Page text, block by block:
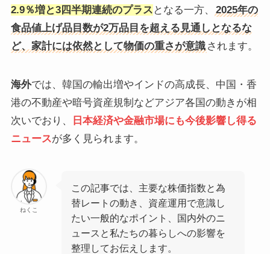
2.9％増と3四半期連続のプラス となる一方、
2025年の
食品値上げ品目数が2万品目を超える見通しとなるな
ど、家計には依然として物価の重さが意識 されます。
海外では、韓国の輸出増やインドの高成長、中国・香
港の不動産や暗号資産規制などアジア各国の動きが相
次いでおり、
日本経済や金融市場にも今後影響し得る
ニュースが多く見られます。
ねくこ
この記事では、主要な株価指数と為
替レートの動き、資産運用で意識し
たい一般的なポイント、国内外のニ
ュースと私たちの暮らしへの影響を
整理してお伝えします。